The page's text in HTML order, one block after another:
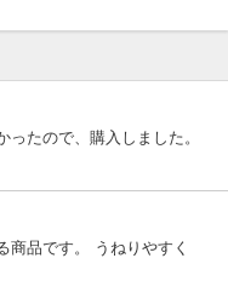
たので、購入しました。
商品です。 うねりやすく